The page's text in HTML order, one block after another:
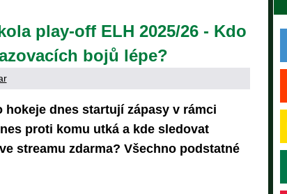
play-off ELH 2025/26 - Kdo
bojů lépe?
dnes startují zápasy v rámci
proti komu utká a kde sledovat
streamu zdarma? Všechno podstatné